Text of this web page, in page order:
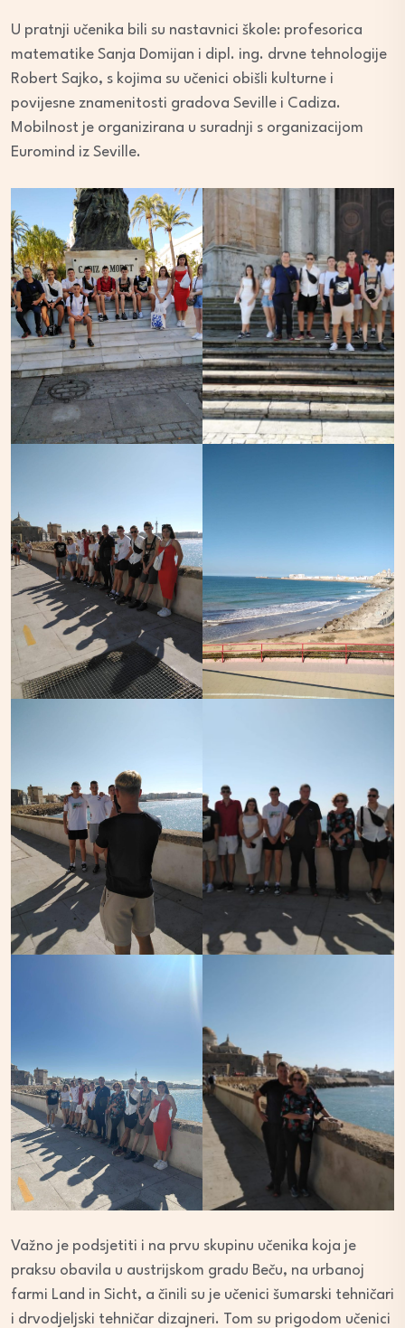
U pratnji učenika bili su nastavnici škole: profesorica
matematike Sanja Domijan i dipl. ing. drvne tehnologije
Robert Sajko, s kojima su učenici obišli kulturne i
povijesne znamenitosti gradova Seville i Cadiza.
Mobilnost je organizirana u suradnji s organizacijom
Euromind iz Seville.
Važno je podsjetiti i na prvu skupinu učenika koja je
praksu obavila u austrijskom gradu Beču, na urbanoj
farmi Land in Sicht, a činili su je učenici šumarski tehničari
i drvodjeljski tehničar dizajneri. Tom su prigodom učenici